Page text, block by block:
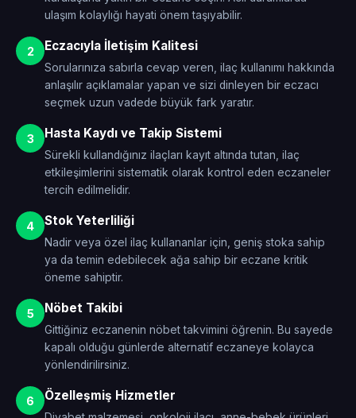
ulaşım kolaylığı hayati önem taşıyabilir.
2 Eczacıyla İletişim Kalitesi
Sorularınıza sabırla cevap veren, ilaç kullanımı hakkında
anlaşılır açıklamalar yapan ve sizi dinleyen bir eczacı
seçmek uzun vadede büyük fark yaratır.
3 Hasta Kaydı ve Takip Sistemi
Sürekli kullandığınız ilaçları kayıt altında tutan, ilaç
etkileşimlerini sistematik olarak kontrol eden eczaneler
tercih edilmelidir.
4 Stok Yeterliliği
Nadir veya özel ilaç kullananlar için, geniş stoka sahip
ya da temin edebilecek ağa sahip bir eczane kritik
öneme sahiptir.
5 Nöbet Takibi
Gittiğiniz eczanenin nöbet takvimini öğrenin. Bu sayede
kapalı olduğu günlerde alternatif eczaneye kolayca
yönlendirilirsiniz.
6 Özelleşmiş Hizmetler